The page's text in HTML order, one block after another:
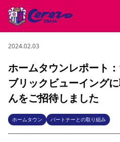
試合・チーム
試合について
試合日程 / 結果 順位表
チームについて
観戦する
チケット
チケット情報 販売スケジュール 価
クラブを知る
2024.02.03
ホームタウンレポート
ブリックビューイング
んをご招待しました
ホームタウン パートナーとの取り組み